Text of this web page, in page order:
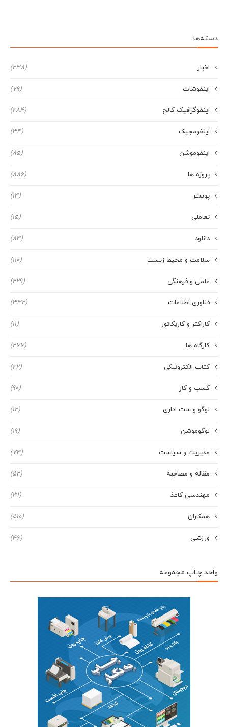
دسته‌ها
اخبار (238)
اینفوشات (79)
اینفوگرافیک کالج (284)
اینفومجیک (34)
اینفوموشن (85)
پروژه ها (886)
پوستر (14)
تعاملی (15)
دانلود (84)
سلامت و محیط زیست (110)
علمی و فرهنگی (229)
فناوری اطلاعات (332)
کاراکتر و کاریکاتور (11)
کارگاه ها (277)
کتاب الکترونیکی (22)
کسب و کار (90)
لوگو و ست اداری (12)
لوگوموشن (19)
مدیریت و سیاست (74)
مقاله و مصاحبه (52)
مهندسی کاغذ (31)
همکاران (510)
ورزشی (46)
واحد چـاپ مجموعه